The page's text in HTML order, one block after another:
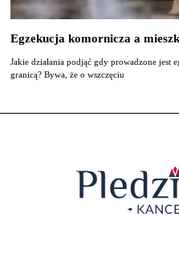
Egzekucja komornicza a
Jakie działania podjąć gdy prowadzone jest
granicą? Bywa, że o wszczęciu